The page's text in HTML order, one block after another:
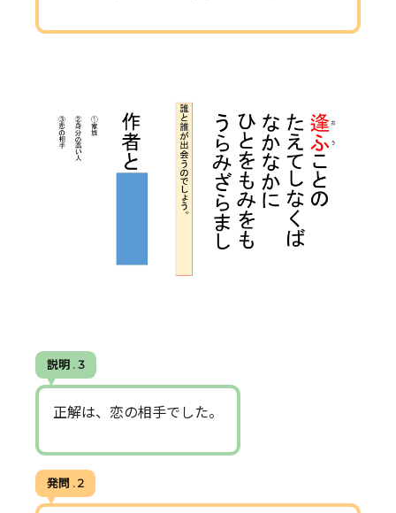
説明 . 3
正解は、恋の相手でした。
発問 . 2